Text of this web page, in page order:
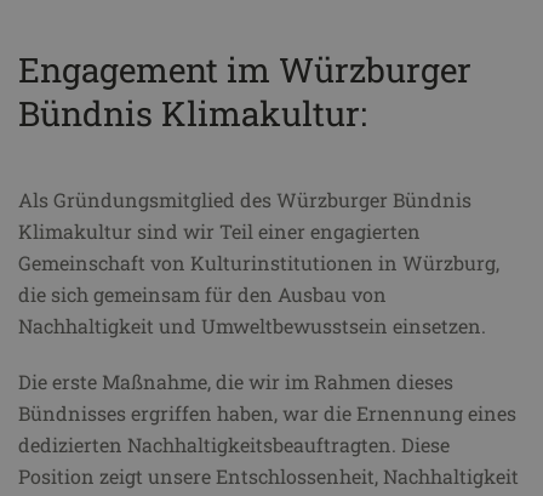
Engagement im Würzburger
Bündnis Klimakultur:
Als Gründungsmitglied des Würzburger Bündnis
Klimakultur sind wir Teil einer engagierten
Gemeinschaft von Kulturinstitutionen in Würzburg,
die sich gemeinsam für den Ausbau von
Nachhaltigkeit und Umweltbewusstsein einsetzen.
Die erste Maßnahme, die wir im Rahmen dieses
Bündnisses ergriffen haben, war die Ernennung eines
dedizierten Nachhaltigkeitsbeauftragten. Diese
Position zeigt unsere Entschlossenheit, Nachhaltigkeit